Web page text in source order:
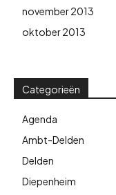
november 2013
oktober 2013
Categorieën
Agenda
Ambt-Delden
Delden
Diepenheim